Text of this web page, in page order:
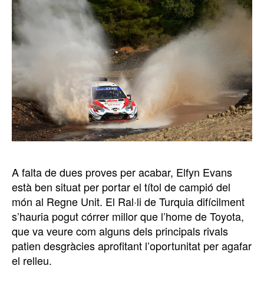
A falta de dues proves per acabar, Elfyn Evans
està ben situat per portar el títol de campió del
món al Regne Unit. El Ral·li de Turquia difícilment
s’hauria pogut córrer millor que l’home de Toyota,
que va veure com alguns dels principals rivals
patien desgràcies aprofitant l’oportunitat per agafar
el relleu.